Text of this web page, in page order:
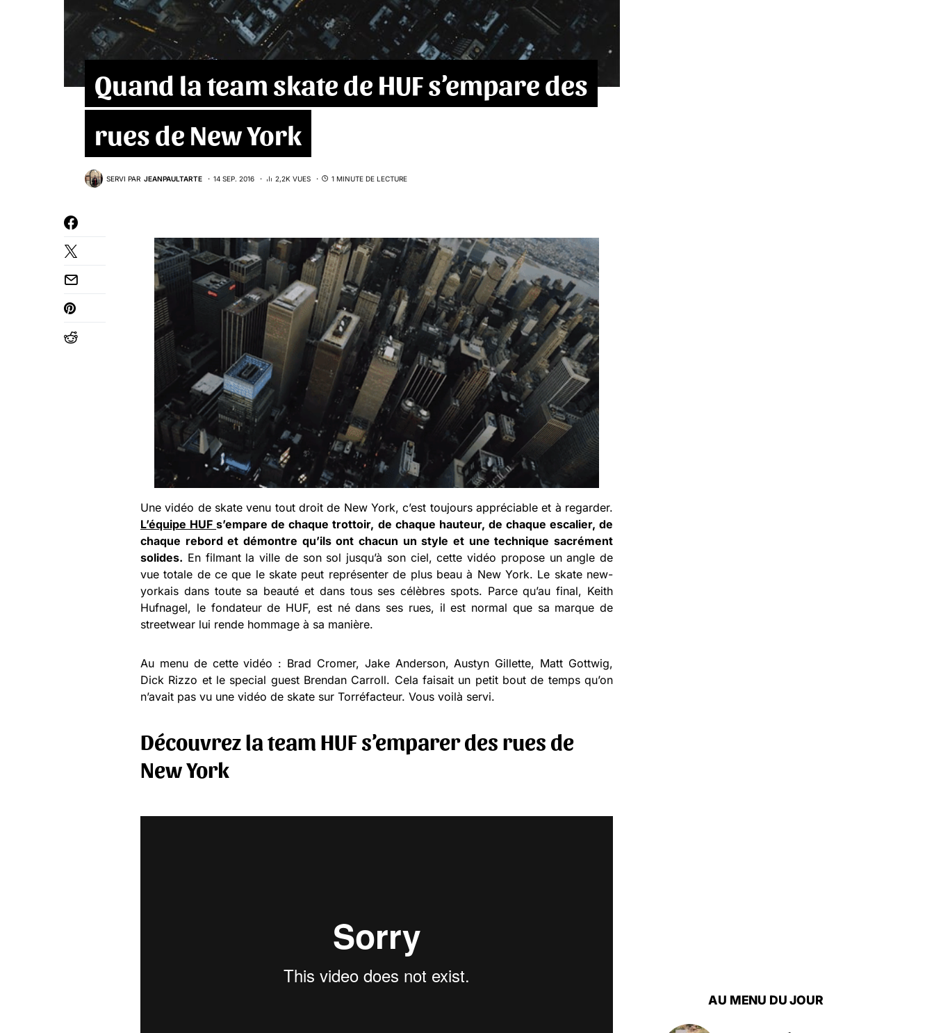
Quand la team skate de HUF s’empare des
rues de New York
SERVI PAR JEANPAULTARTE 14 SEP. 2016 2,2K VUES 1 MINUTE DE LECTURE
Une vidéo de skate venu tout droit de New York, c’est toujours appréciable et à regarder.
L’équipe HUFs’empare de chaque trottoir, de chaque hauteur, de chaque escalier, de
chaque rebord et démontre qu’ils ont chacun un style et une technique sacrément
solides. En filmant la ville de son sol jusqu’à son ciel, cette vidéo propose un angle de
vue totale de ce que le skate peut représenter de plus beau à New York. Le skate new-
yorkais dans toute sa beauté et dans tous ses célèbres spots. Parce qu’au final, Keith
Hufnagel, le fondateur de HUF, est né dans ses rues, il est normal que sa marque de
streetwear lui rende hommage à sa manière.
Au menu de cette vidéo : Brad Cromer, Jake Anderson, Austyn Gillette, Matt Gottwig,
Dick Rizzo et le special guest Brendan Carroll. Cela faisait un petit bout de temps qu’on
n’avait pas vu une vidéo de skate sur Torréfacteur. Vous voilà servi.
Découvrez la team HUF s’emparer des rues de
New York
AU MENU DU JOUR